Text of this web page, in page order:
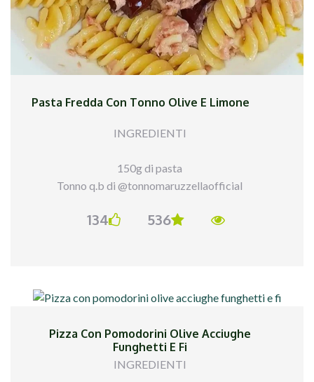
Pasta Fredda Con Tonno Olive E Limone
INGREDIENTI
150g di pasta
Tonno q.b di @tonnomaruzzellaofficial
Succo e scorza di un limone
Semplicissimo...ho cotto la pasta e l`ho condita
amalgamato il tutto ed ho messo qualche ora in
frigorifero. Ho impiattato ed aggiunto la scorsa
134 536
Pizza Con Pomodorini Olive Acciughe
Funghetti E Fi
INGREDIENTI